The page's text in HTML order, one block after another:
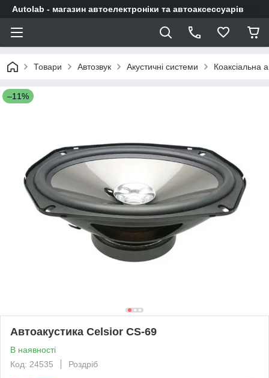
Autolab - магазин автоелектроніки та автоаксессуарів
Товари Автозвук Акустичні системи Коаксіальна
–11%
Автоакустика Celsior CS-69
В наявності
Код: 24535
Роздріб